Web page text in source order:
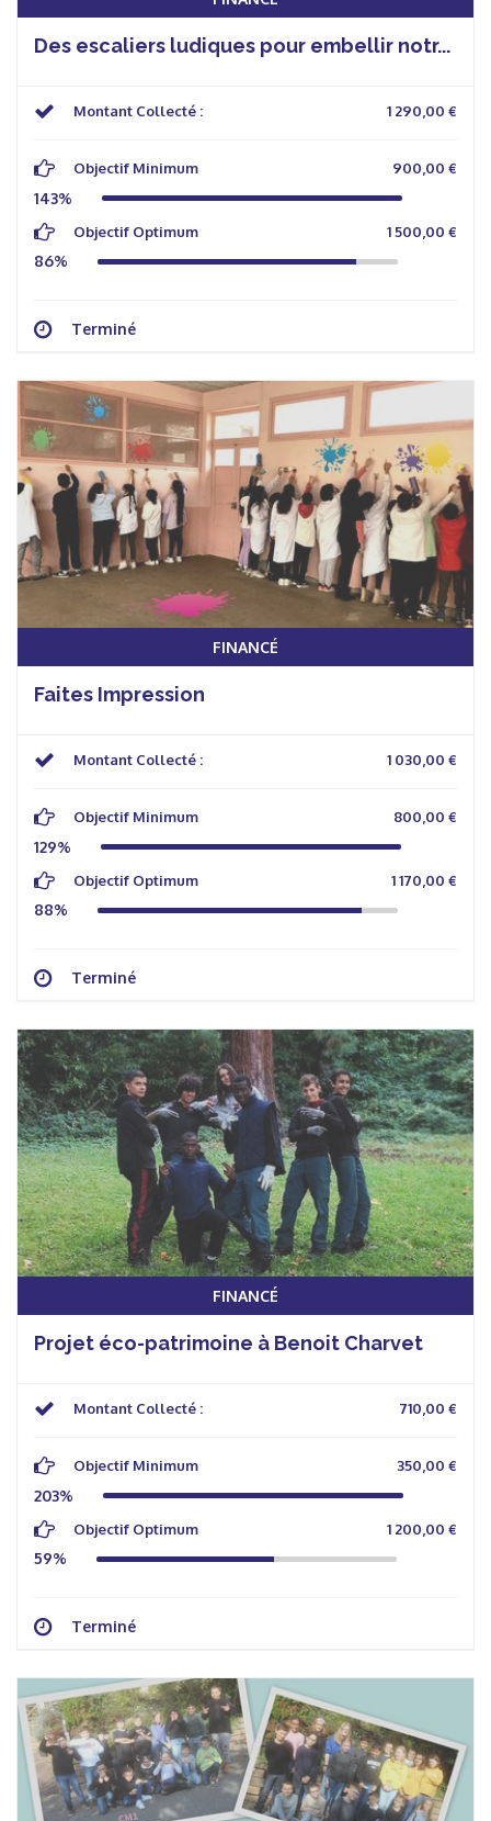
Des escaliers ludiques pour embellir notr...
Montant Collecté : 1 290,00 €
Objectif Minimum 900,00 €
143%
Objectif Optimum 1 500,00 €
86%
Terminé
FINANCÉ
Faites Impression
Montant Collecté : 1 030,00 €
Objectif Minimum 800,00 €
129%
Objectif Optimum 1 170,00 €
88%
Terminé
FINANCÉ
Projet éco-patrimoine à Benoit Charvet
Montant Collecté : 710,00 €
Objectif Minimum 350,00 €
203%
Objectif Optimum 1 200,00 €
59%
Terminé